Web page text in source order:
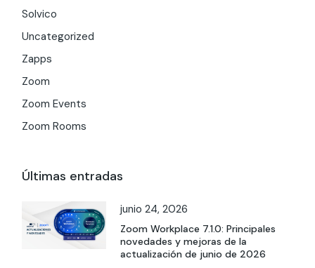
Solvico
Uncategorized
Zapps
Zoom
Zoom Events
Zoom Rooms
Últimas entradas
junio 24, 2026
Zoom Workplace 7.1.0: Principales
novedades y mejoras de la
actualización de junio de 2026